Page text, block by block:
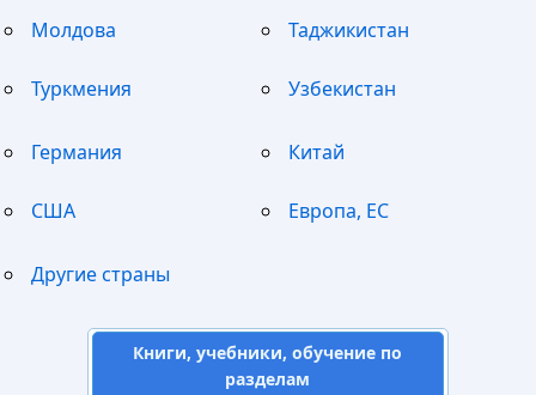
Молдова Таджикистан
Туркмения Узбекистан
Германия Китай
США Европа, ЕС
Другие страны
Книги, учебники, обучение по
разделам